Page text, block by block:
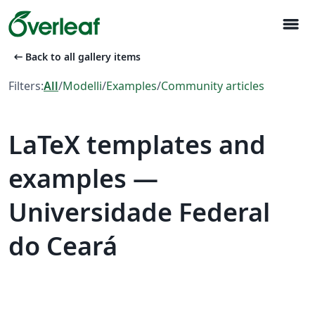
menu
arrow_left_alt Back to all gallery items
Filters:All/Modelli/Examples/Community articles
LaTeX templates and
examples —
Universidade Federal
do Ceará